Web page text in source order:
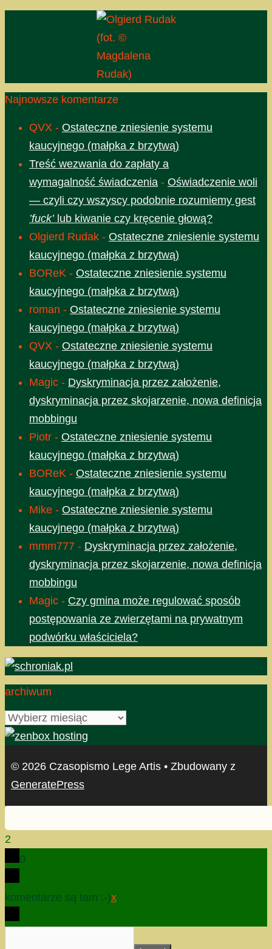
(fot. ©
Magdalena
Rudak)
Najnowsze komentarze
QVX - Ostateczne zniesienie systemu
kaucyjnego (małpka z brzytwą)
Treść wezwania do zapłaty a
wymagalność świadczenia - Oświadczenie woli
— czyli czy wszyscy podobnie rozumiemy gest
’fuck’lub kiwanie czy kręcenie głową?
Olgierd Rudak - Ostateczne zniesienie systemu
kaucyjnego (małpka z brzytwą)
BOReK - Ostateczne zniesienie systemu
kaucyjnego (małpka z brzytwą)
roman - Ostateczne zniesienie systemu
kaucyjnego (małpka z brzytwą)
QVX - Ostateczne zniesienie systemu
kaucyjnego (małpka z brzytwą)
Magic - Dyskryminacja przez założenie,
dyskryminacja przez skojarzenie, nowa definicja
mobbingu
Piotr - Ostateczne zniesienie systemu
kaucyjnego (małpka z brzytwą)
BOReK - Ostateczne zniesienie systemu
kaucyjnego (małpka z brzytwą)
Mike - Ostateczne zniesienie systemu
kaucyjnego (małpka z brzytwą)
mmm777 - Dyskryminacja przez założenie,
dyskryminacja przez skojarzenie, nowa definicja
mobbingu
Magic - Czy gmina może regulować sposób
postępowania ze zwierzętami na prywatnym
podwórku właściciela?
archiwum
archiwum
© 2026 Czasopismo Lege Artis • Zbudowany z
GeneratePress
2
0
komentarze są tam :-)x